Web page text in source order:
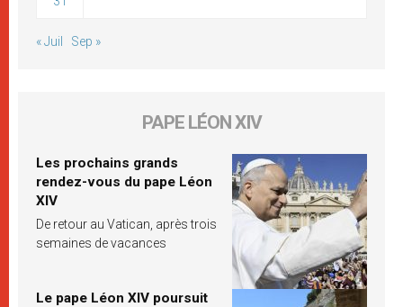
« Juil Sep »
PAPE LÉON XIV
Les prochains grands
rendez-vous du pape Léon
XIV
De retour au Vatican, après trois
semaines de vacances
Le pape Léon XIV poursuit